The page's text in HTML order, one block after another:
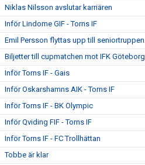
Niklas Nilsson avslutar karriären
Inför Lindome GIF - Torns IF
Emil Persson flyttas upp till seniortruppen
Biljetter till cupmatchen mot IFK Göteborg
Inför Torns IF - Gais
Inför Oskarshamns AIK - Torns IF
Inför Torns IF - BK Olympic
Inför Qviding FIF - Torns IF
Inför Torns IF - FC Trollhättan
Tobbe är klar